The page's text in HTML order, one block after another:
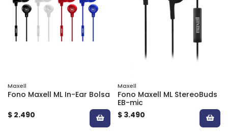
Maxell
Fono Maxell ML In-Ear Bolsa
$ 2.490
Maxell
Fono Maxell ML StereoBuds
EB-mic
$ 3.490